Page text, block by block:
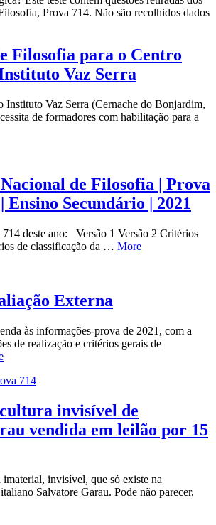
Prova 714. Não são recolhidos dados
Filosofia para o Centro
Vaz Serra
Instituto Vaz Serra (Cernache do Bonjardim,
de formadores com habilitação para a
de Filosofia | Prova
| Ensino Secundário | 2021
714 deste ano: Versão 1 Versão 2 Critérios
de classificação da … More
Externa
às informações-prova de 2021, com a
de realização e critérios gerais de
714
invisível de
vendida em leilão por 15
invisível, que só existe na
Salvatore Garau. Pode não parecer,